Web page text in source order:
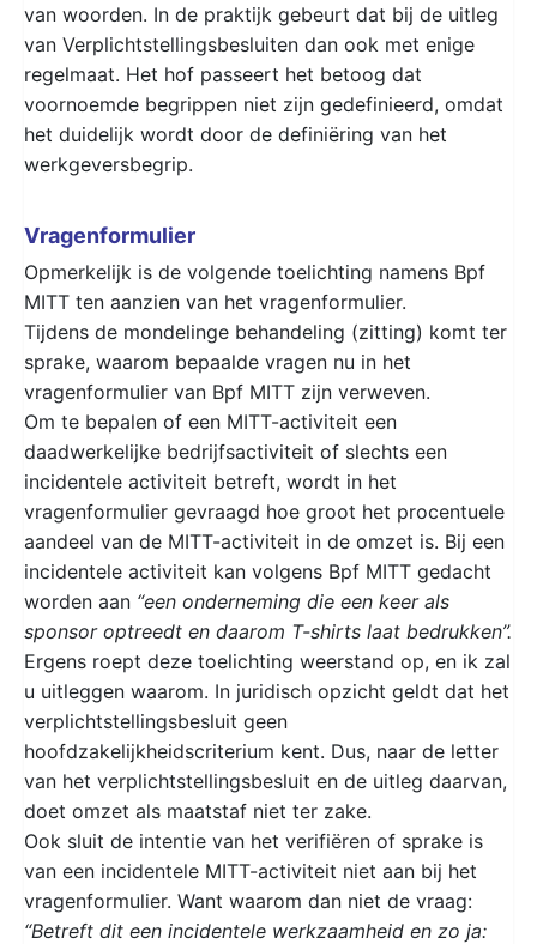
van woorden. In de praktijk gebeurt dat bij de uitleg
van Verplichtstellingsbesluiten dan ook met enige
regelmaat. Het hof passeert het betoog dat
voornoemde begrippen niet zijn gedefinieerd, omdat
het duidelijk wordt door de definiëring van het
werkgeversbegrip.
Vragenformulier
Opmerkelijk is de volgende toelichting namens Bpf
MITT ten aanzien van het vragenformulier.
Tijdens de mondelinge behandeling (zitting) komt ter
sprake, waarom bepaalde vragen nu in het
vragenformulier van Bpf MITT zijn verweven.
Om te bepalen of een MITT-activiteit een
daadwerkelijke bedrijfsactiviteit of slechts een
incidentele activiteit betreft, wordt in het
vragenformulier gevraagd hoe groot het procentuele
aandeel van de MITT-activiteit in de omzet is. Bij een
incidentele activiteit kan volgens Bpf MITT gedacht
worden aan “een onderneming die een keer als
sponsor optreedt en daarom T-shirts laat bedrukken”.
Ergens roept deze toelichting weerstand op, en ik zal
u uitleggen waarom. In juridisch opzicht geldt dat het
verplichtstellingsbesluit geen
hoofdzakelijkheidscriterium kent. Dus, naar de letter
van het verplichtstellingsbesluit en de uitleg daarvan,
doet omzet als maatstaf niet ter zake.
Ook sluit de intentie van het verifiëren of sprake is
van een incidentele MITT-activiteit niet aan bij het
vragenformulier. Want waarom dan niet de vraag:
“Betreft dit een incidentele werkzaamheid en zo ja: